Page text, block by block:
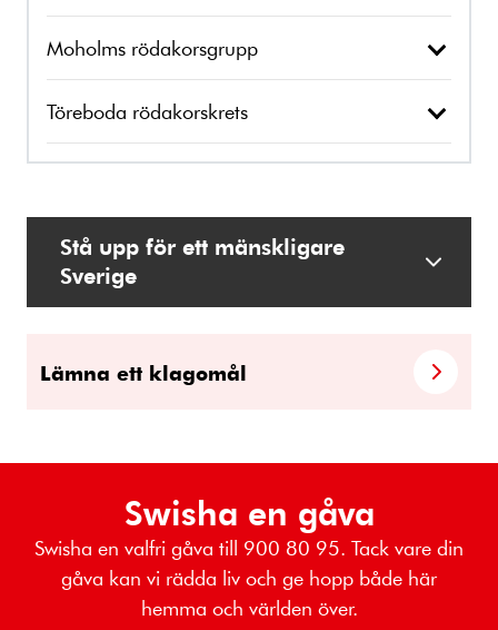
Moholms rödakorsgrupp
Töreboda rödakorskrets
Stå upp för ett mänskligare
Sverige
Lämna ett klagomål
Swisha en gåva
Swisha en valfri gåva till 900 80 95. Tack vare din
gåva kan vi rädda liv och ge hopp både här
hemma och världen över.